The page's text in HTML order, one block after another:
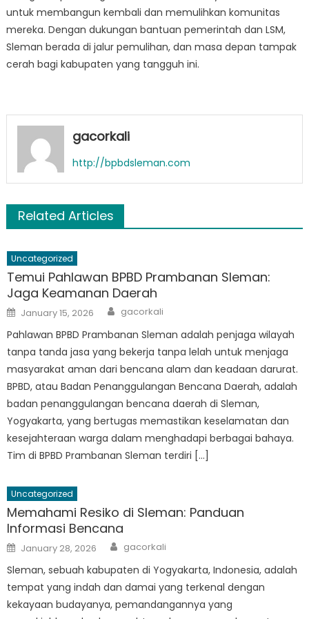
untuk membangun kembali dan memulihkan komunitas
mereka. Dengan dukungan bantuan pemerintah dan LSM,
Sleman berada di jalur pemulihan, dan masa depan tampak
cerah bagi kabupaten yang tangguh ini.
gacorkali
http://bpbdsleman.com
Related Articles
Uncategorized
Temui Pahlawan BPBD Prambanan Sleman:
Jaga Keamanan Daerah
Posted
on
January 15, 2026 Author
gacorkali
Pahlawan BPBD Prambanan Sleman adalah penjaga wilayah
tanpa tanda jasa yang bekerja tanpa lelah untuk menjaga
masyarakat aman dari bencana alam dan keadaan darurat.
BPBD, atau Badan Penanggulangan Bencana Daerah, adalah
badan penanggulangan bencana daerah di Sleman,
Yogyakarta, yang bertugas memastikan keselamatan dan
kesejahteraan warga dalam menghadapi berbagai bahaya.
Tim di BPBD Prambanan Sleman terdiri […]
Uncategorized
Memahami Resiko di Sleman: Panduan
Informasi Bencana
Posted
on
January 28, 2026 Author
gacorkali
Sleman, sebuah kabupaten di Yogyakarta, Indonesia, adalah
tempat yang indah dan damai yang terkenal dengan
kekayaan budayanya, pemandangannya yang